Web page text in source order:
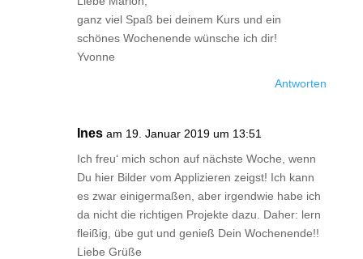
ganz viel Spaß bei deinem Kurs und ein
schönes Wochenende wünsche ich dir!
Yvonne
Antworten
Ines am 19. Januar 2019 um 13:51
Ich freu‘ mich schon auf nächste Woche, wenn
Du hier Bilder vom Applizieren zeigst! Ich kann
es zwar einigermaßen, aber irgendwie habe ich
da nicht die richtigen Projekte dazu. Daher: lern
fleißig, übe gut und genieß Dein Wochenende!!
Liebe Grüße